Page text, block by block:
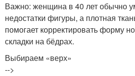
Важно: женщина в 40 лет обычно
недостатки фигуры, а плотная
помогает корректировать форму
складки на бёдрах.
Выбираем «верх»
-->